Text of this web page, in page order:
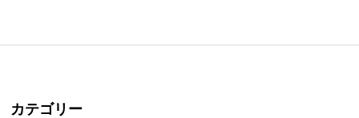
カテゴリー